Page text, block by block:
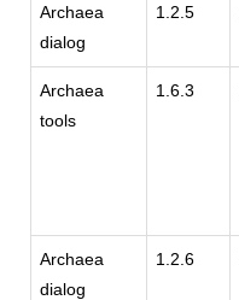
Archaea
dialog
1.2.5
Archaea
tools
1.6.3
Archaea
dialog
1.2.6